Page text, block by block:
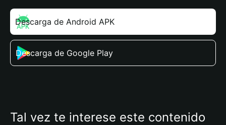
Descarga de Android APK
Descarga de Google Play
Tal vez te interese este contenido